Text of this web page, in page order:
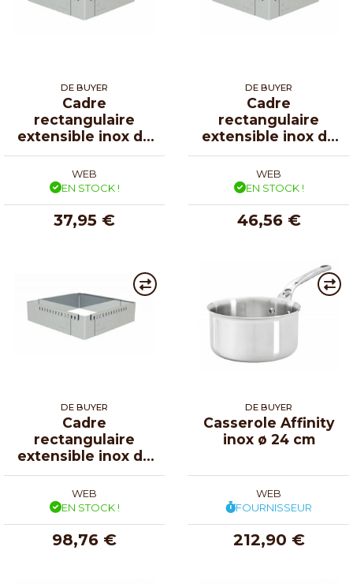
DE BUYER
Cadre
rectangulaire
extensible inox de
16 à 30 cm
WEB
EN STOCK !
37,95 €
DE BUYER
Cadre
rectangulaire
extensible inox de
21,5 à 40 cm
WEB
EN STOCK !
46,56 €
DE BUYER
Cadre
rectangulaire
extensible inox de
43 à 84 cm
WEB
EN STOCK !
98,76 €
DE BUYER
Casserole Affinity
inox ø 24 cm
WEB
FOURNISSEUR
212,90 €